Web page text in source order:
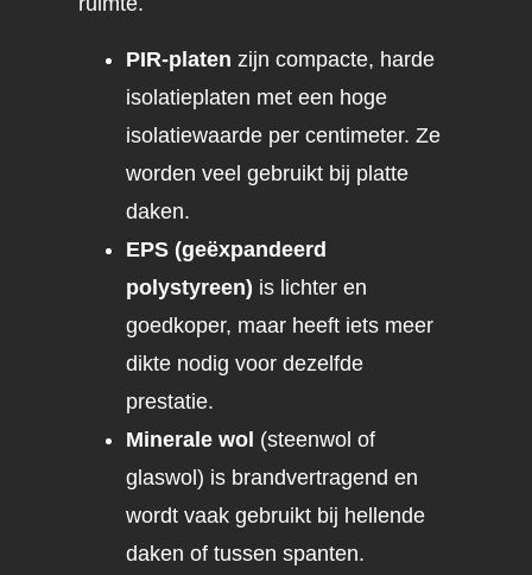
PIR-platen zijn compacte, harde
isolatieplaten met een hoge
isolatiewaarde per centimeter. Ze
worden veel gebruikt bij platte
daken.
EPS (geëxpandeerd
polystyreen) is lichter en
goedkoper, maar heeft iets meer
dikte nodig voor dezelfde
prestatie.
Minerale wol (steenwol of
glaswol) is brandvertragend en
wordt vaak gebruikt bij hellende
daken of tussen spanten.